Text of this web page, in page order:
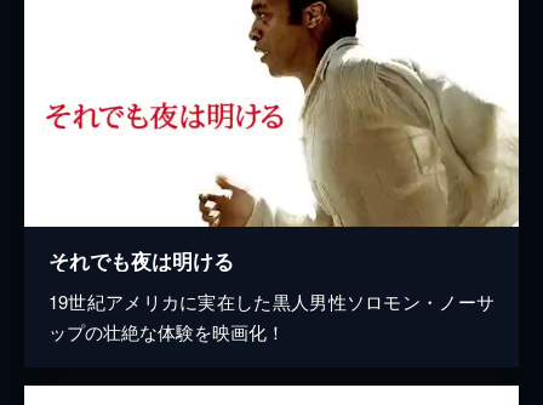
それでも夜は明ける
19世紀アメリカに実在した黒人男性ソロモン・ノーサ
ップの壮絶な体験を映画化！